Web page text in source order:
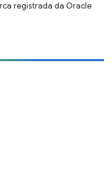
registrada da Oracle